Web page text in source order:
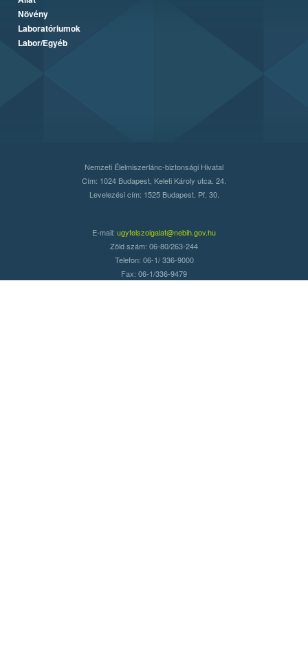
Növény
Laboratóriumok
Labor/Egyéb
Nemzeti Élelmiszerlánc-biztonsági Hivatal
Cím: 1024 Budapest, Keleti Károly utca. 24.
Levelezési cím: 1525 Budapest. Pf. 30.
E-mail: ugyfelszolgalat@nebih.gov.hu
Zöld szám: 06-80/263-244
Telefon: 06-1/ 336-9000
Fax: 06-1/336-9479